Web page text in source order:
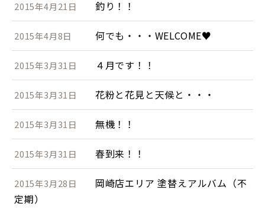
2015年4月21日 釣り！！
2015年4月8日 何でも・・・WELCOME♥
2015年3月31日 ４月です！！
2015年3月31日 花粉と花見と天候と・・・
2015年3月31日 無機！！
2015年3月31日 春到来！！
2015年3月28日
岡崎店エリア 塗替えアルバム（不
定期）